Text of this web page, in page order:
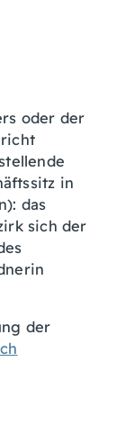
oder der
in
das
sich der
der